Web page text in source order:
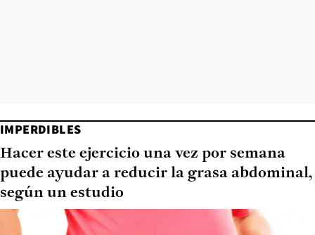
IMPERDIBLES
Hacer este ejercicio una vez por semana
puede ayudar a reducir la grasa abdominal,
según un estudio